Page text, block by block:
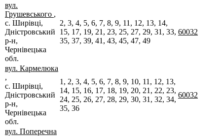
вул.
Грушевського ,
с. Ширівці,
Дністровський
р-н,
Чернівецька
обл.
2, 3, 4, 5, 6, 7, 8, 9, 11, 12, 13, 14,
15, 17, 19, 21, 23, 25, 27, 29, 31, 33,
35, 37, 39, 41, 43, 45, 47, 49
60032
вул. Кармелюка
,
с. Ширівці,
Дністровський
р-н,
Чернівецька
обл.
1, 2, 3, 4, 5, 6, 7, 8, 9, 10, 11, 12, 13,
14, 15, 16, 17, 18, 19, 20, 21, 22, 23,
24, 25, 26, 27, 28, 29, 30, 31, 32, 34,
35, 36
60032
вул. Поперечна